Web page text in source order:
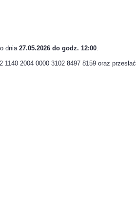
dnia27.05.2026 do godz. 12:00.
1140 2004 0000 3102 8497 8159 oraz przesłać